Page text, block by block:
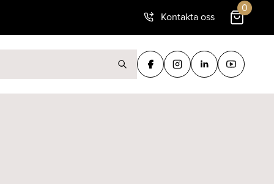
Kontakta oss
0